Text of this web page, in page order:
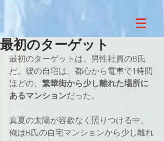
最初のターゲット
最初のターゲットは、男性社員のB氏
だ。彼の自宅は、都心から電車で1時間
ほどの、 繁華街から少し離れた場所に
あるマンションだった。
真夏の太陽が容赦なく照りつける中、
俺はB氏の自宅マンションから少し離れ